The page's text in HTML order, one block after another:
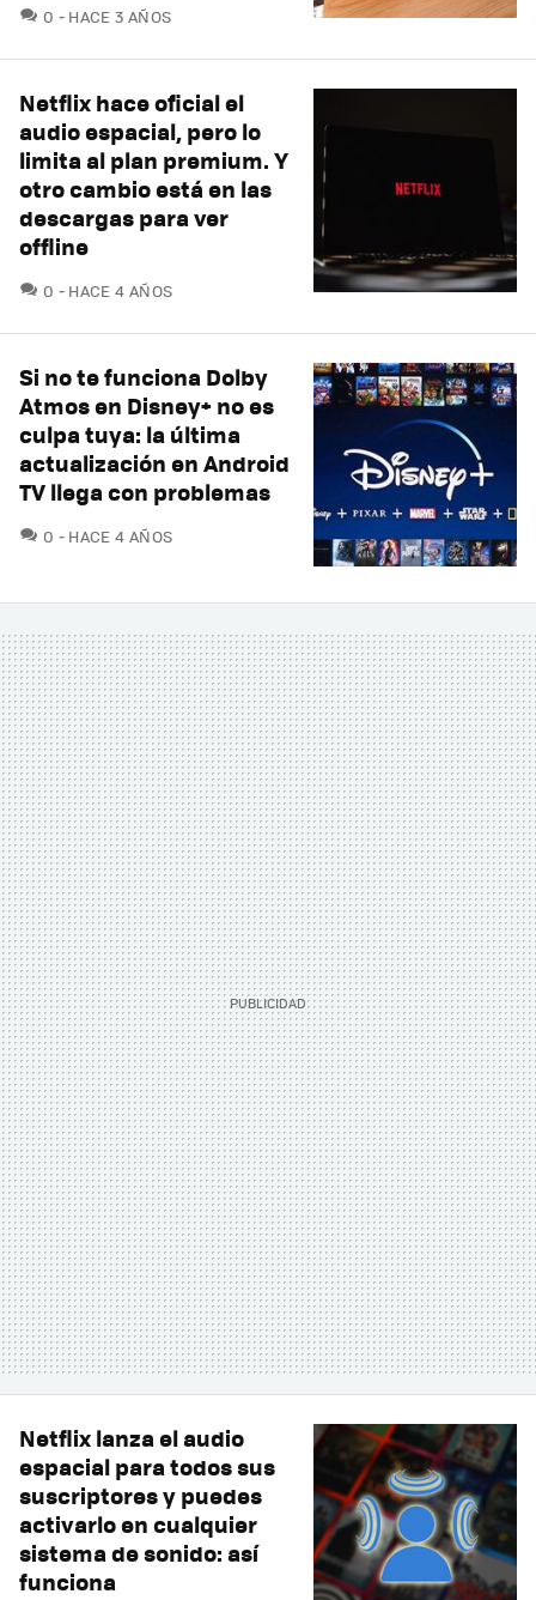
0 COMENTARIOS
HACE 3 AÑOS
Netflix hace oficial el
audio espacial, pero lo
limita al plan premium. Y
otro cambio está en las
descargas para ver
offline
0 COMENTARIOS
HACE 4 AÑOS
Si no te funciona Dolby
Atmos en Disney+ no es
culpa tuya: la última
actualización en Android
TV llega con problemas
0 COMENTARIOS
HACE 4 AÑOS
Netflix lanza el audio
espacial para todos sus
suscriptores y puedes
activarlo en cualquier
sistema de sonido: así
funciona